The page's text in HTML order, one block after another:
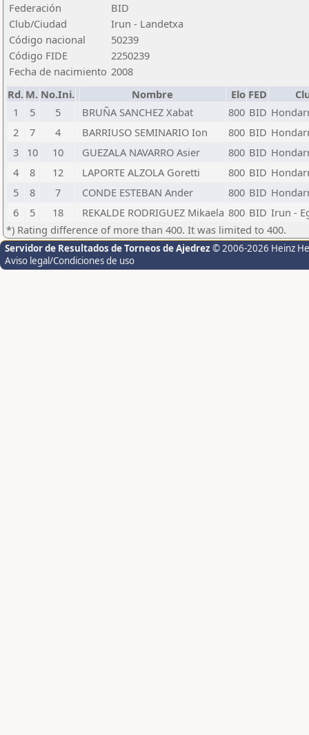
Federación
BID
Club/Ciudad
Irun - Landetxa
Código nacional
50239
Código FIDE
2250239
Fecha de nacimiento 2008
Rd. M. No.Ini. Nombre Elo FED
1
5 5 BRUÑA SANCHEZ Xabat 800 BID
2
7 4 BARRIUSO SEMINARIO Ion 800 BID
3
10 10 GUEZALA NAVARRO Asier 800 BID
4
8 12 LAPORTE ALZOLA Goretti 800 BID
5
8 7 CONDE ESTEBAN Ander 800 BID
6
5 18 REKALDE RODRIGUEZ Mikaela 800 BID Irun -
*) Rating difference of more than 400. It was limited to 400.
Servidor de Resultados de Torneos de Ajedrez © 2006-2026 Heinz
Aviso legal/Condiciones de uso